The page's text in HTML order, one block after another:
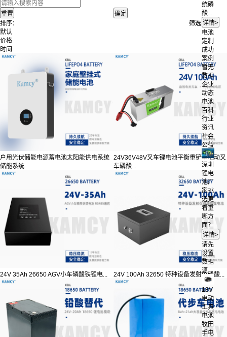
统磷
酸...
电池
定制
成功
案例
暂无
数据
企业
动态
电池
百科
行业
资讯
社会
公益
深圳
锂电
池厂
家挑
选更
看重
哪方
面？
请先
设置
数据
源
18V
电动
工具
电池
牧田
手电
排序：
默认
价格
时间
筛选：
户用光伏储能电源蓄电池太阳能供电系统
储能系统
24V36V48V叉车锂电池平衡重铲车电动叉
车磷酸...
24V 35Ah 26650 AGV小车磷酸铁锂电... 24V 100Ah 32650 特种设备发射仪磷酸...